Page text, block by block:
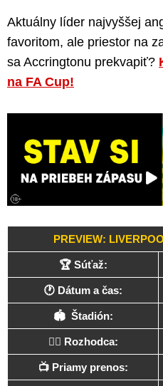
Aktuálny líder najvyššej
favoritom, ale priestor na
sa Accringtonu prekvapiť?
na FA Cup!
PREVIEW:
🏆 Súťaž:
🕐 Dátum a čas:
🏟 Štadión:
🧑‍⚖️ Rozhodca:
📺 Priamy prenos: